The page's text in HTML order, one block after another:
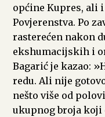
općine Kupres, ali
Povjerenstva. Po
rasterećen nakon
ekshumacijskih i
Bagarić je kazao:
redu. Ali nije
nešto više od
ukupnog broja koji